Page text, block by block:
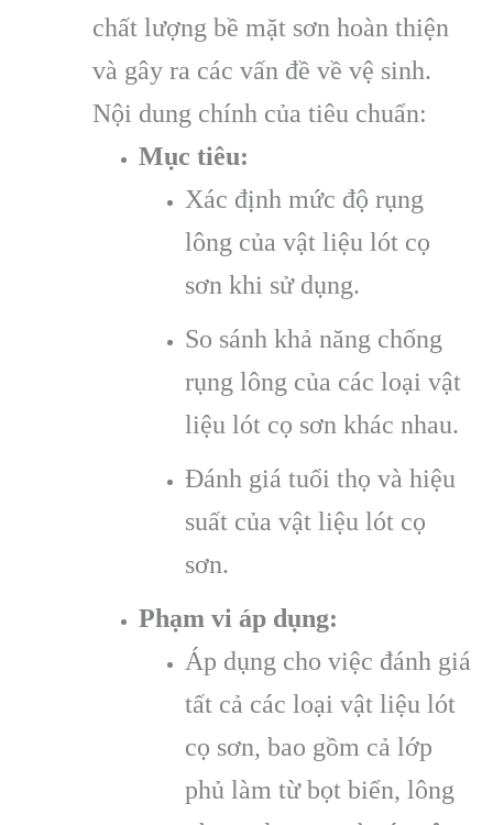
chất lượng bề mặt sơn hoàn thiện
và gây ra các vấn đề về vệ sinh.
Nội dung chính của tiêu chuẩn:
Mục tiêu:
Xác định mức độ rụng
lông của vật liệu lót cọ
sơn khi sử dụng.
So sánh khả năng chống
rụng lông của các loại vật
liệu lót cọ sơn khác nhau.
Đánh giá tuổi thọ và hiệu
suất của vật liệu lót cọ
sơn.
Phạm vi áp dụng:
Áp dụng cho việc đánh giá
tất cả các loại vật liệu lót
cọ sơn, bao gồm cả lớp
phủ làm từ bọt biển, lông